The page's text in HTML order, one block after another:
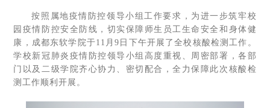
按照属地疫情防控领导小组工作要求，为进一步筑牢校
园疫情防控安全防线，切实保障师生员工生命安全和身体健
康，成都东软学院于11月9日下午开展了全校核酸检测工作。
学校新冠肺炎疫情防控领导小组高度重视、周密部署，各部
门以及二级学院齐心协力、密切配合，全力保障此次核酸检
测工作顺利开展。